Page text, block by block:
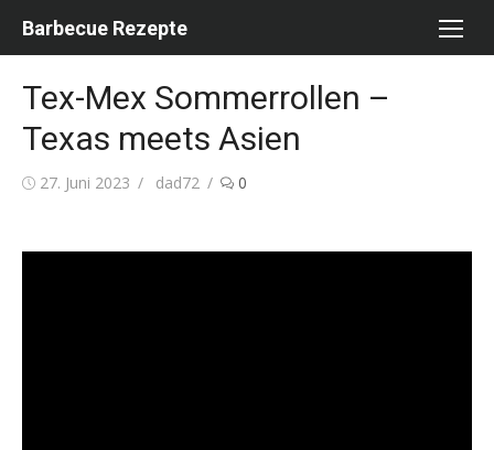
Barbecue Rezepte
Tex-Mex Sommerrollen –
Texas meets Asien
Posted
27. Juni 2023 Author
dad72 0